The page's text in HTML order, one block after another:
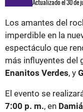
Actualizado el 30 de
Los amantes del
imperdible en la
espectáculo que
más influyentes del
Enanitos Verdes, y
El evento se
7:00 p. m., en